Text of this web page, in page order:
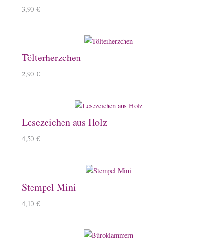
3,90 €
Tölterherzchen
2,90 €
Lesezeichen aus Holz
4,50 €
Stempel Mini
4,10 €